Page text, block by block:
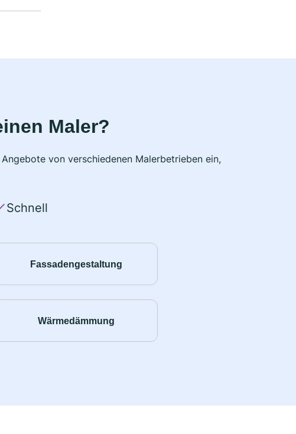
Maler?
von verschiedenen Malerbetrieben ein,
Schnell
Fassadengestaltung
Wärmedämmung